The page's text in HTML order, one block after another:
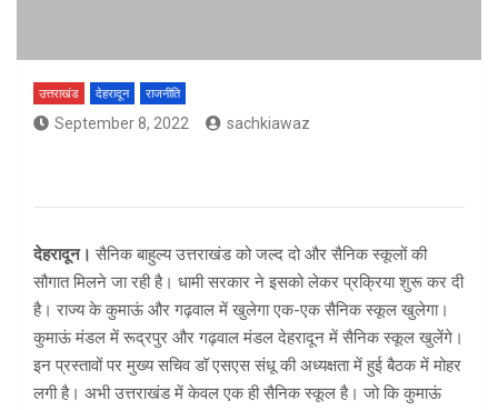
उत्तराखंड देहरादून राजनीति
September 8, 2022 sachkiawaz
देहरादून। सैनिक बाहुल्य उत्तराखंड को जल्द दो और सैनिक स्कूलों की
सौगात मिलने जा रही है। धामी सरकार ने इसको लेकर प्रक्रिया शुरू कर दी
है। राज्य के कुमाऊं और गढ़वाल में खुलेगा एक-एक सैनिक स्कूल खुलेगा।
कुमाऊं मंडल में रूद्रपुर और गढ़वाल मंडल देहरादून में सैनिक स्कूल खुलेंगे।
इन प्रस्तावों पर मुख्य सचिव डॉ एसएस संधू की अध्यक्षता में हुई बैठक में मोहर
लगी है। अभी उत्तराखंड में केवल एक ही सैनिक स्कूल है। जो कि कुमाऊं